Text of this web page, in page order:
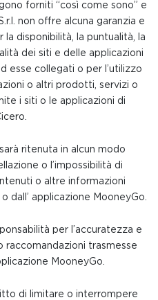
forniti “così come sono” e
non offre alcuna garanzia e
disponibilità, la puntualità, la
dei siti e delle applicazioni
esse collegati o per l’utilizzo
o altri prodotti, servizi o
i siti o le applicazioni di
ritenuta in alcun modo
o l’impossibilità di
o altre informazioni
dall’ applicazione MooneyGo.
per l’accuratezza e
raccomandazioni trasmesse
MooneyGo.
di limitare o interrompere